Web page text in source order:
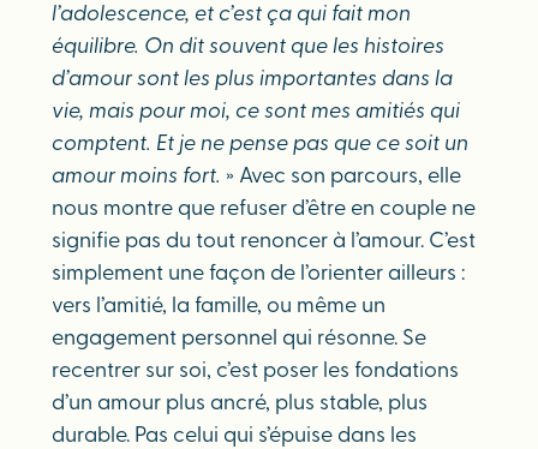
l’adolescence, et c’est ça qui fait mon
équilibre. On dit souvent que les histoires
d’amour sont les plus importantes dans la
vie, mais pour moi, ce sont mes amitiés qui
comptent. Et je ne pense pas que ce soit un
amour moins fort. » Avec son parcours, elle
nous montre que refuser d’être en couple ne
signifie pas du tout renoncer à l’amour. C’est
simplement une façon de l’orienter ailleurs :
vers l’amitié, la famille, ou même un
engagement personnel qui résonne. Se
recentrer sur soi, c’est poser les fondations
d’un amour plus ancré, plus stable, plus
durable. Pas celui qui s’épuise dans les